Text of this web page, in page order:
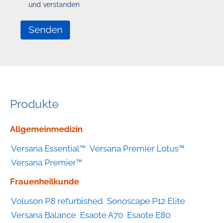
und verstanden
Produkte
Geräte
Kategorie
Allgemeinmedizin
Versana Essential™ Versana Premier Lotus™
Versana Premier™
Frauenheilkunde
Voluson P8 refurbished Sonoscape P12 Elite
Versana Balance Esaote A70 Esaote E80